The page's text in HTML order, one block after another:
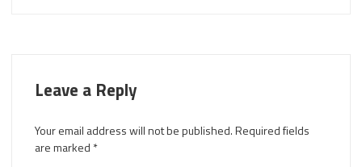
Leave a Reply
Your email address will not be published.Required fields
are marked *